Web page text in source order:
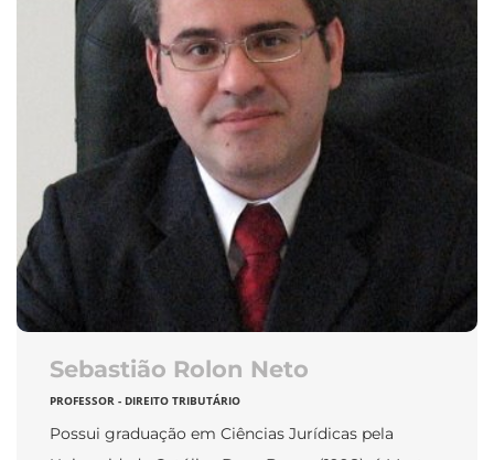
Sebastião Rolon Neto
PROFESSOR - DIREITO TRIBUTÁRIO
Possui graduação em Ciências Jurídicas pela